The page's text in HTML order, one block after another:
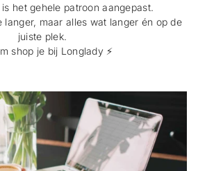
het gehele patroon aangepast.
langer, maar alles wat langer én op de
juiste plek.
shop je bij Longlady ⚡️